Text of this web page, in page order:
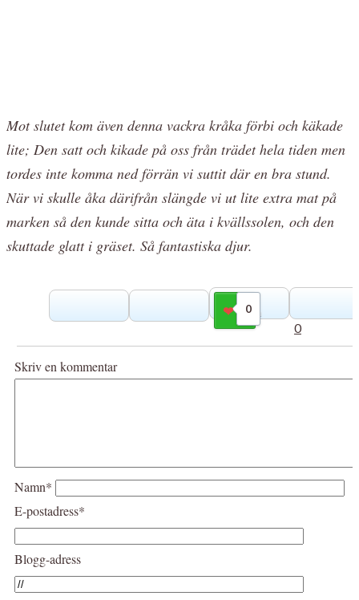
Mot slutet kom även denna vackra kråka förbi och käkade
lite; Den satt och kikade på oss från trädet hela tiden men
tordes inte komma ned förrän vi suttit där en bra stund.
När vi skulle åka därifrån slängde vi ut lite extra mat på
marken så den kunde sitta och äta i kvällssolen, och den
skuttade glatt i gräset. Så fantastiska djur.
0
Gilla
0
Skriv en kommentar
Namn*
E-postadress*
Blogg-adress